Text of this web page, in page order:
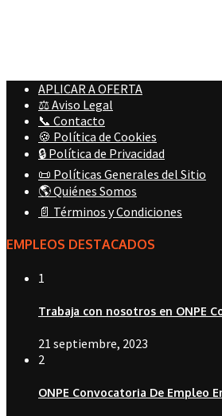
APLICAR A OFERTA
⚖️ Aviso Legal
📞 Contacto
🍪 Política de Cookies
🔒 Política de Privacidad
📜 Políticas Generales del Sitio
🌎 Quiénes Somos
📄 Términos y Condiciones
EMPLEOS DESTACADOS
1
Trabaja con nosotros en ONPE
21 septiembre, 2023
2
ONPE Convocatoria De Empleo